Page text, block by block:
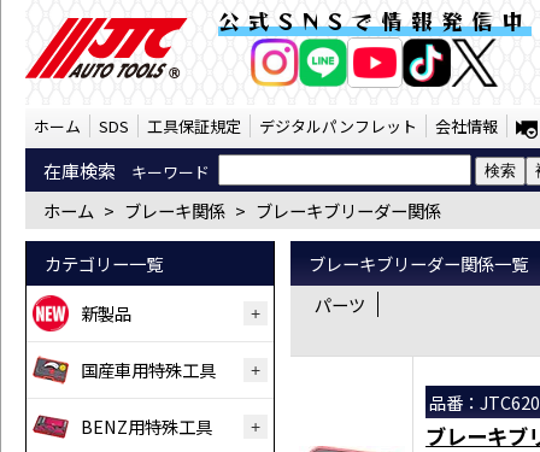
ブレーキ関係 ブレーキブリーダ
公式SNSで情報発信中
ホーム SDS 工具保証規定 デジタルパンフレット 会社情報
在庫検索 キーワード
ホーム > ブレーキ関係 > ブレーキブリーダー関係
カテゴリー一覧
新製品
国産車用特殊工具
BENZ用特殊工具
ブレーキブリーダー関係一覧
パーツ
品番：
ブレーキブ
AI商品コンシェルジ
オンライン